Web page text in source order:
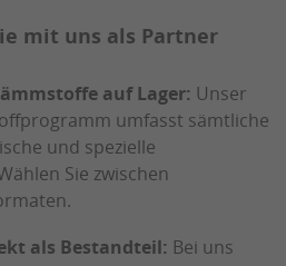
mit uns als Partner
auf Lager: Unser
umfasst sämtliche
und spezielle
Sie zwischen
als Bestandteil: Bei uns